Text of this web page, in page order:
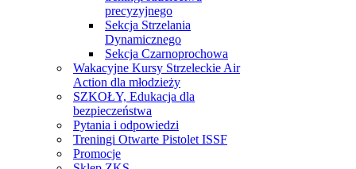
precyzyjnego
Sekcja Strzelania
Dynamicznego
Sekcja Czarnoprochowa
Wakacyjne Kursy Strzeleckie Air
Action dla młodzieży
SZKOŁY, Edukacja dla
bezpieczeństwa
Pytania i odpowiedzi
Treningi Otwarte Pistolet ISSF
Promocje